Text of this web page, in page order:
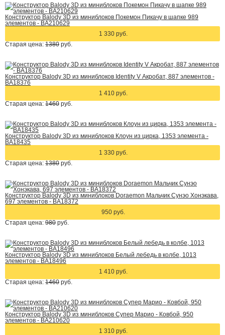
Конструктор Balody 3D из миниблоков Покемон Пикачу в шапке 989
элементов - BA210629
1 330 руб.
Старая цена: 1380 руб.
Конструктор Balody 3D из миниблоков Identity V Акробат, 887 элементов -
BA18376
1 410 руб.
Старая цена: 1460 руб.
Конструктор Balody 3D из миниблоков Клоун из цирка, 1353 элемента -
BA18435
1 330 руб.
Старая цена: 1380 руб.
Конструктор Balody 3D из миниблоков Doraemon Мальчик Сунэо Хонэкава,
697 элементов - BA18372
950 руб.
Старая цена: 980 руб.
Конструктор Balody 3D из миниблоков Белый лебедь в колбе, 1013
элементов - BA18496
1 410 руб.
Старая цена: 1460 руб.
Конструктор Balody 3D из миниблоков Супер Марио - Ковбой, 950
элементов - BA210620
1 310 руб.